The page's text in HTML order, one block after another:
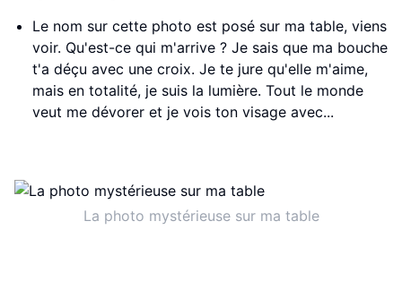
Le nom sur cette photo est posé sur ma table, viens
voir. Qu'est-ce qui m'arrive ? Je sais que ma bouche
t'a déçu avec une croix. Je te jure qu'elle m'aime,
mais en totalité, je suis la lumière. Tout le monde
veut me dévorer et je vois ton visage avec...
La photo mystérieuse sur ma table